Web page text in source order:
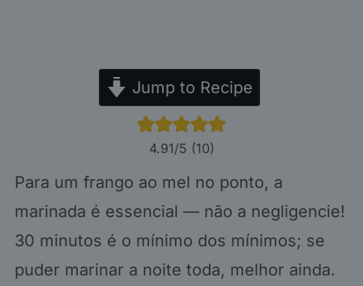
Jump to Recipe
4.91/5 (10)
Para um frango ao mel no ponto, a
marinada é essencial — não a negligencie!
30 minutos é o mínimo dos mínimos; se
puder marinar a noite toda, melhor ainda.